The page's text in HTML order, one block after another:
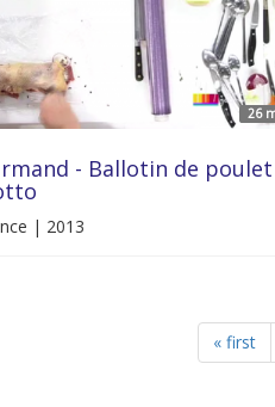
26
- Ballotin de poulet
| 2013
« first